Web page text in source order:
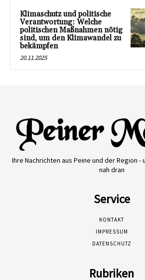
Klimaschutz und politische
Verantwortung: Welche
politischen Maßnahmen nötig
sind, um den Klimawandel zu
bekämpfen
20.11.2025
Ihre Nachrichten aus Peine und der Region -
nah dran
Service
KONTAKT
IMPRESSUM
DATENSCHUTZ
Rubriken